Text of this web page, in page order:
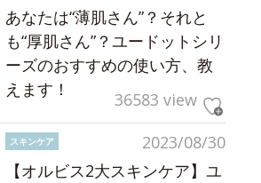
あなたは“薄肌さん”？それと
も“厚肌さん”？ユードットシリ
ーズのおすすめの使い方、教
えます！
36583 view
2023/08/30
スキンケア
【オルビス2大スキンケア】ユ